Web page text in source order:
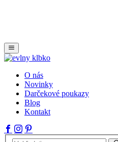
O nás
Novinky
Darčekové poukazy
Blog
Kontakt